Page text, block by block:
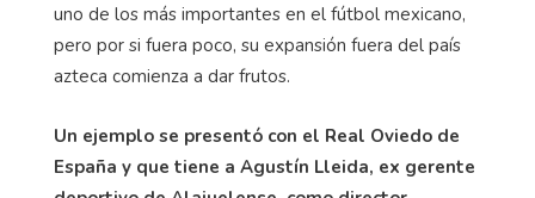
uno de los más importantes en el fútbol mexicano,
pero por si fuera poco, su expansión fuera del país
azteca comienza a dar frutos.
Un ejemplo se presentó con el Real Oviedo de
España y que tiene a Agustín Lleida, ex gerente